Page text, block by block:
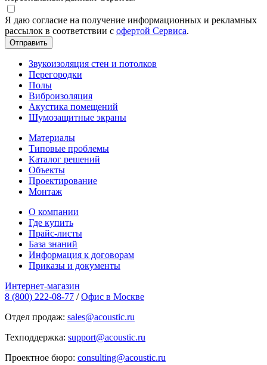
Я даю согласие на получение информационных и рекламных
рассылок в соответствии с офертой Сервиса.
Звукоизоляция стен и потолков
Перегородки
Полы
Виброизоляция
Акустика помещений
Шумозащитные экраны
Материалы
Типовые проблемы
Каталог решений
Объекты
Проектирование
Монтаж
О компании
Где купить
Прайс-листы
База знаний
Информация к договорам
Приказы и документы
Интернет-магазин
8 (800) 222-08-77 / Офис в Москве
Отдел продаж: sales@acoustic.ru
Техподдержка: support@acoustic.ru
Проектное бюро: consulting@acoustic.ru